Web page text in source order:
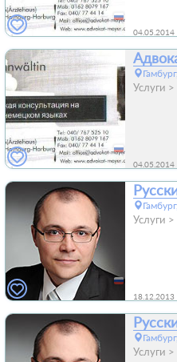
04.05.2014
Услуги
04.05.2014
Услуги
18.12.2013
Услуги